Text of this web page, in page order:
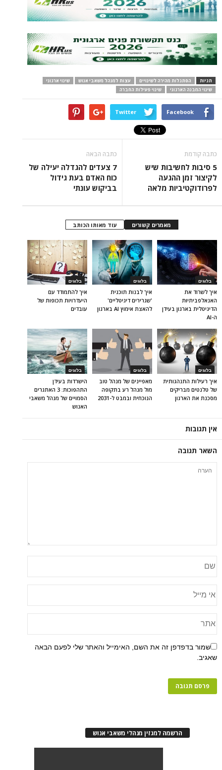
תגיות הסתגלות מהירה לשינויים עצות למנהל משאבי אנוש
שינוי ארגוני
שינוי המבנה הארגוני
שינוי פעילות החברה
Facebook
Twitter
כתבה קודמת
5 סיבות לחשיבות שיש
לקיצור זמן ההגעה
לפרודוקטיביות מלאה
כתבה הבאה
7 צעדים להגדלה יעילה של
כוח האדם בעת גידול
בביקוש עונתי
מאמרים קשורים עוד מאותו הכותב
בלוגים
איך להתמודד עם
היעדרויות תכופות של
עובדים
בלוגים
איך לבנות תוכנית
'שגרירים דיגיטליים'
להאצת אימוץ AI בארגון
בלוגים
איך לשרוד את
האנאלפביתיוּת
הדיגיטלית בארגון בעידן
ה-AI
בלוגים
הישרדות בעידן
התהפוכות: 3 האתגרים
הסמויים של מנהל משאבי
האנוש
בלוגים
מאפיינים של מנהל טוב
מול מנהל רע בתקופה
הנוכחית ובמבט ל-2031
בלוגים
איך רעילות התנהגותית
של טלנטים מבריקים
מסכנת את הארגון
אין תגובות
השאר תגובה
שמור בדפדפן זה את השם, האימייל והאתר שלי לפעם הבאה
שאגיב.
הרשמה למגזין מנהלי משאבי אנוש